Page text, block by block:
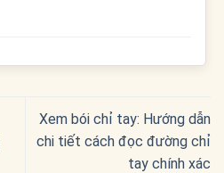
Xem bói chỉ tay: Hướng dẫn
chi tiết cách đọc đường chỉ
tay chính xác